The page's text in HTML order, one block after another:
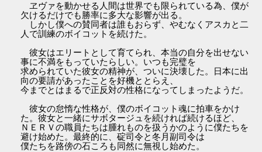
ヱヴァを動かせる人間は世界でも限られている為、僕が
欠けるだけでも勝率に多大な影響が出る。
しかし僕への賛同者は誰もおらず、やむなくアスカと二
人で訓練のボイコットを続けた。
彼女はエリートとして育てられ、本当の自分を出せない
事に不満をもっていたらしい。いつも完璧を
求められていた彼女の精神が、ついに決壊した。日本に出
向の要請があったことを好機ととらえ、
今までとはまるで正反対の性格になってしまったようだ。
彼女の怠惰な性格が、僕のボイコット魂に拍車をかけ
た。彼女と一緒にサボタージュを続ければ続けるほど、
ＮＥＲＶの職員たちは腫れものを扱うかのように僕たちを
避け始めた。最終的に、碇司令と冬月副司令は
僕たちを路傍の石ころも同然に無視し始めた。